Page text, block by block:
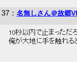
37 ： 名無しさん＠故郷
10秒以内で止まっただ
俺が大地に手を触れる